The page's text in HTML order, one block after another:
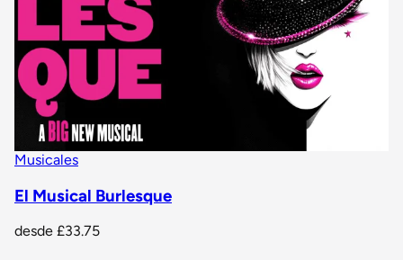
Musicales
El Musical Burlesque
desde £33.75